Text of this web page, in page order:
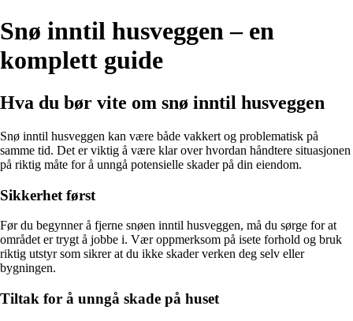
Snø inntil husveggen – en
komplett guide
Hva du bør vite om snø inntil husveggen
Snø inntil husveggen kan være både vakkert og problematisk på
samme tid. Det er viktig å være klar over hvordan håndtere situasjonen
på riktig måte for å unngå potensielle skader på din eiendom.
Sikkerhet først
Før du begynner å fjerne snøen inntil husveggen, må du sørge for at
området er trygt å jobbe i. Vær oppmerksom på isete forhold og bruk
riktig utstyr som sikrer at du ikke skader verken deg selv eller
bygningen.
Tiltak for å unngå skade på huset